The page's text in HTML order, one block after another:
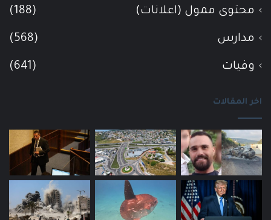
محتوى ممول (اعلانات) (188)
مدارس (568)
وفيات (641)
اخر المقالات